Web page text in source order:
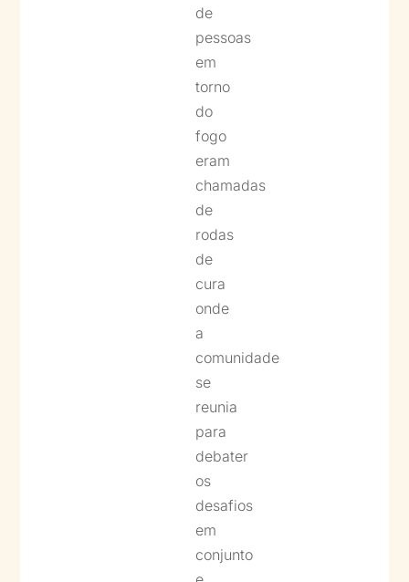
de
pessoas
em
torno
do
fogo
eram
chamadas
de
rodas
de
cura
onde
a
comunidade
se
reunia
para
debater
os
desafios
em
conjunto